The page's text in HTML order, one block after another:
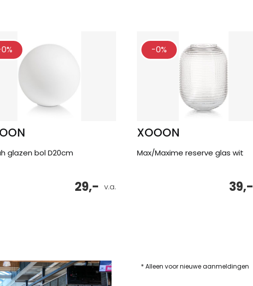
glazen bol D20cm
v.a.
29,-
-0%
XOOON
Max/Maxime reserve glas wit
39,-
* Alleen voor nieuwe aanmeldingen